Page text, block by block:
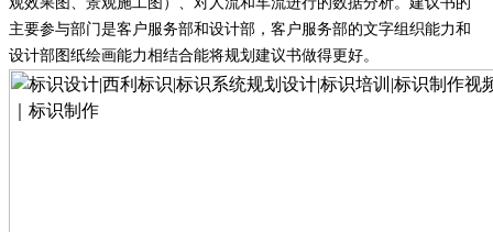
主要参与部门是客户服务部和设计部，客户服务部的文字组织能力和
设计部图纸绘画能力相结合能将规划建议书做得更好。